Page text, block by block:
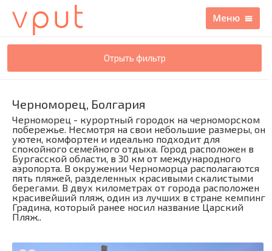
Отрыть фильтр
Черноморец, Болгария
Черноморец - курортный городок на черноморском
побережье. Несмотря на свои небольшие размеры, он
уютен, комфортен и идеально подходит для
спокойного семейного отдыха. Город расположен в
Бургасской области, в 30 км от международного
аэропорта. В окружении Черноморца располагаются
пять пляжей, разделенных красивыми скалистыми
берегами. В двух километрах от города расположен
красивейший пляж, один из лучших в стране кемпинг
Градина, который ранее носил название Царский
Пляж..